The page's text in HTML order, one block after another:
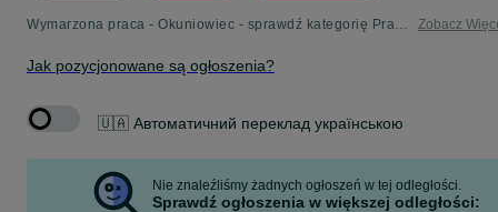
Wymarzona praca - Okuniowiec - sprawdź kategorię Praca Zobacz
Jak pozycjonowane są ogłoszenia?
🇺🇦 Автоматичний переклад українською
Nie znaleźliśmy żadnych ogłoszeń w tej odległości.
Sprawdź ogłoszenia w większej odległości: